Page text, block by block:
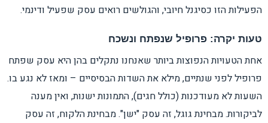
הפעילות הזו כסיגנל חיובי, והגולשים רואים עסק שפעיל ודינמי.
טעות יקרה: פרופיל שנפתח ונשכח
אחת הטעויות הנפוצות ביותר שאנחנו נתקלים בהן היא עסק שפתח
פרופיל לפני שנתיים, מילא את השדות הבסיסיים – ומאז לא נגע בו.
השעות לא מעודכנות (כולל חגים), התמונות ישנות, ואין מענה
לביקורות. מבחינת גוגל, זה עסק "ישן". מבחינת הלקוח, זה עסק